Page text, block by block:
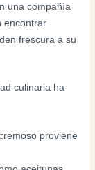
una compañía
encontrar
frescura a su
culinaria ha
proviene